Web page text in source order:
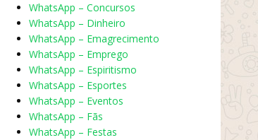
WhatsApp – Concursos
WhatsApp – Dinheiro
WhatsApp – Emagrecimento
WhatsApp – Emprego
WhatsApp – Espiritismo
WhatsApp – Esportes
WhatsApp – Eventos
WhatsApp – Fãs
WhatsApp – Festas